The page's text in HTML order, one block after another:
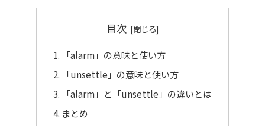
目次
「alarm」の意味と使い方
「unsettle」の意味と使い方
「alarm」と「unsettle」の違いとは
まとめ